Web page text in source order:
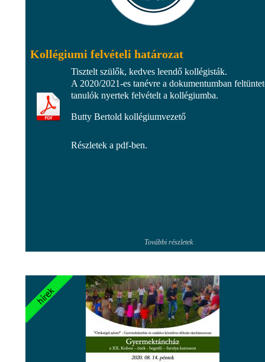
Kollégiumi felvételi határozat
Tisztelt szülők, kedves leendő kollégisták.
A 2020/2021-es tanévre a dokumentumban
tanulók nyertek felvételt a kollégiumba.
Butty Bertold kollégiumvezető
Részletek a pdf-ben.
További részletek